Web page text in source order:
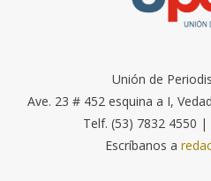
Unión de
Ave. 23 # 452 esquina a I,
Telf. (53) 7832 4550 |
Escríbanos a